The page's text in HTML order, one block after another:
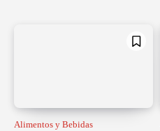
Alimentos y Bebidas